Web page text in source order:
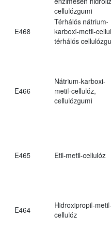
cellulózgumi
E468
Térhálós nátrium-
karboxi-metil-
térhálós
E466
Nátrium-karboxi-
metil-cellulóz,
cellulózgumi
E465 Etil-metil-cellulóz
E464
Hidroxipropil-metil-
cellulóz